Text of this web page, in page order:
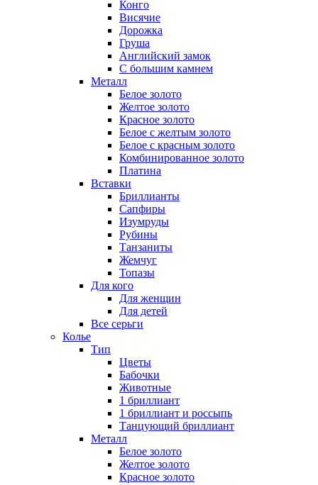
Конго
Висячие
Дорожка
Груша
Английский замок
С большим камнем
Металл
Белое золото
Желтое золото
Красное золото
Белое с желтым золото
Белое с красным золото
Комбинированное золото
Платина
Вставки
Бриллианты
Сапфиры
Изумруды
Рубины
Танзаниты
Жемчуг
Топазы
Для кого
Для женщин
Для детей
Все серьги
Колье
Тип
Цветы
Бабочки
Животные
1 бриллиант
1 бриллиант и россыпь
Танцующий бриллиант
Металл
Белое золото
Желтое золото
Красное золото